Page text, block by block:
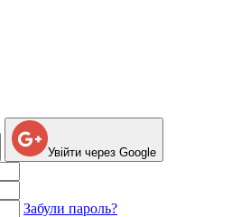
Увійти через Google
Забули пароль?